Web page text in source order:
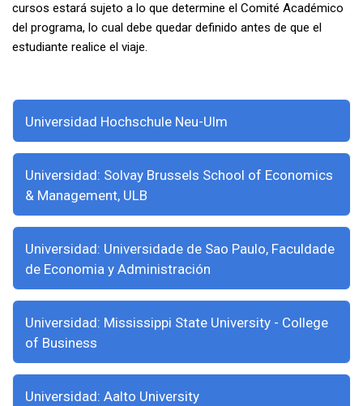
cursos estará sujeto a lo que determine el Comité Académico
del programa, lo cual debe quedar definido antes de que el
estudiante realice el viaje.
Universidad Hochschule Neu-Ulm
Universidad: Solvay Brussels School of Economics
& Management, ULB
Universidad: Universidade de Sao Paulo, Faculdade
de Economia y Administración
Universidad: Mississippi State University - College
of Business
Universidad: Aalto University